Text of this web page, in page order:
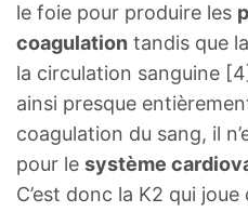
le foie pour produire les
coagulation tandis que
la circulation sanguine
ainsi presque
coagulation du sang, il
pour le système
C’est donc la K2 qui joue